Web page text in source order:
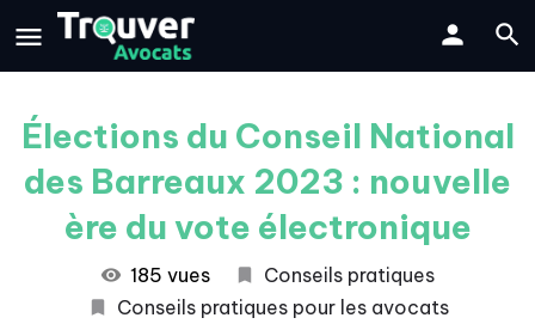
Élections du Conseil National
des Barreaux 2023 : nouvelle
ère du vote électronique
185 vues
Conseils pratiques
Conseils pratiques pour les avocats